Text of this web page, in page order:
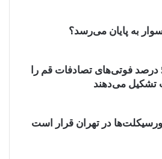
به پایان می‌رسد؟
پلیس اعلام کرد: 56 درصد فوتی‌های تصادفات قم را
تشکیل می‌دهند
در تهران قرار است